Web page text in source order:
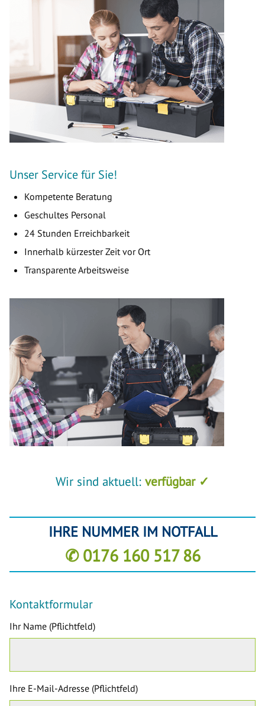
Unser Service für Sie!
Kompetente Beratung
Geschultes Personal
24 Stunden Erreichbarkeit
Innerhalb kürzester Zeit vor Ort
Transparente Arbeitsweise
Wir sind aktuell: verfügbar ✓
IHRE NUMMER IM NOTFALL
✆ 0176 160 517 86
Kontaktformular
Ihr Name (Pflichtfeld)
Ihre E-Mail-Adresse (Pflichtfeld)